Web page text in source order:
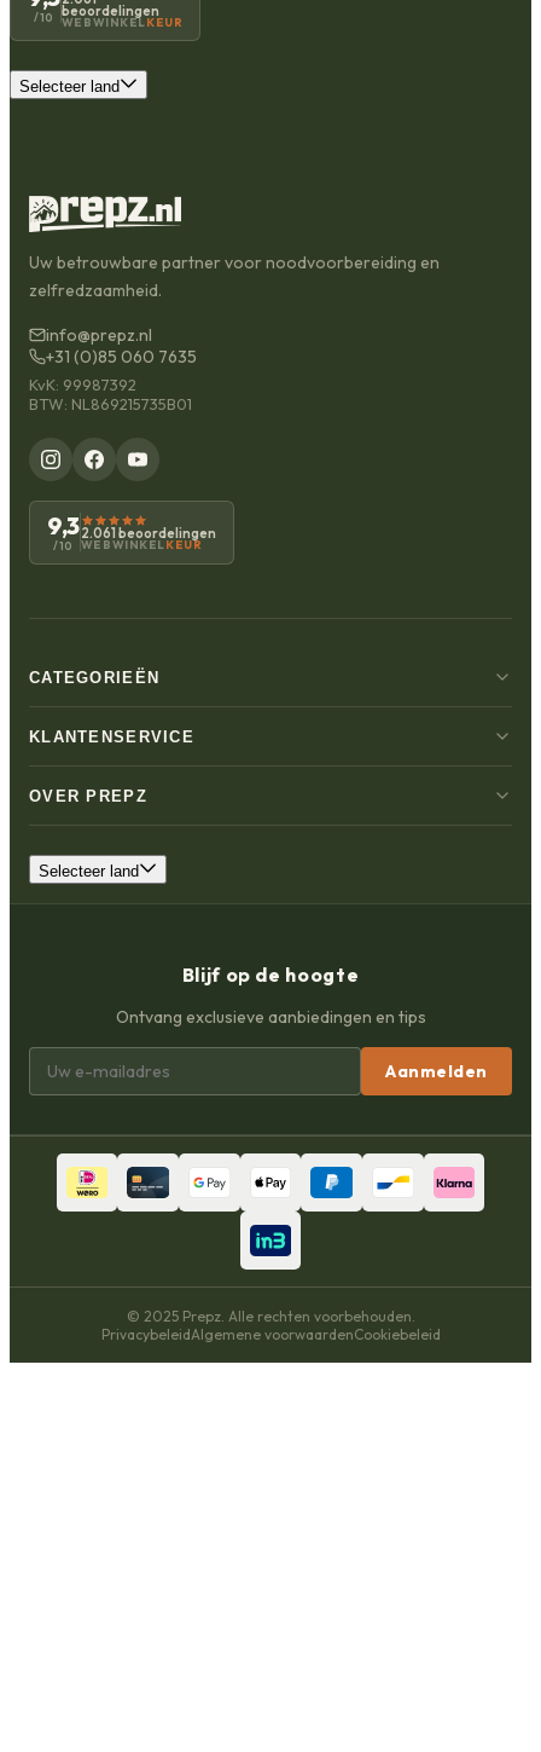
/10 beoordelingen
WEBWINKEL KEUR
Selecteer land
Uw betrouwbare partner voor noodvoorbereiding en
zelfredzaamheid.
info@prepz.nl
+31 (0)85 060 7635
KvK: 99987392
BTW: NL869215735B01
9,3
/10
2.061 beoordelingen
WEBWINKELKEUR
CATEGORIEËN
KLANTENSERVICE
OVER PREPZ
Selecteer land
Blijf op de hoogte
Ontvang exclusieve aanbiedingen en tips
Aanmelden
© 2025 Prepz. Alle rechten voorbehouden.
PrivacybeleidAlgemene voorwaardenCookiebeleid